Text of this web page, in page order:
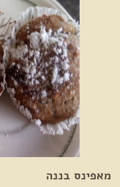
מאפינס בננה